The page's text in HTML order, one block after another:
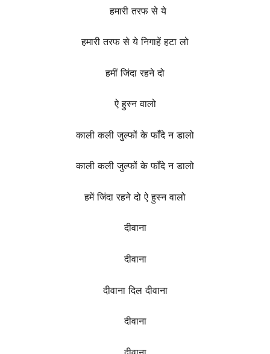
हमारी तरफ से ये
हमारी तरफ से ये निगाहें हटा लो
हमीं जिंदा रहने दो
ऐ हुस्न वालो
काली कली जुल्फों के फाँदे न डालो
काली कली जुल्फों के फाँदे न डालो
हमें जिंदा रहने दो ऐ हुस्न वालो
दीवाना
दीवाना
दीवाना दिल दीवाना
दीवाना